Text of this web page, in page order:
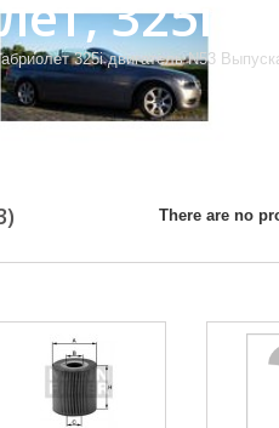
325i
325i двигатель N53
There are no